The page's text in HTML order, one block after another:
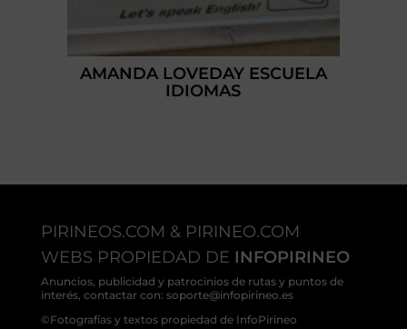
AMANDA LOVEDAY ESCUELA
IDIOMAS
PIRINEOS.COM & PIRINEO.COM
WEBS PROPIEDAD DE INFOPIRINEO
Anuncios, publicidad y patrocinios de rutas y puntos de
interés, contactar con: soporte@infopirineo.es
©Fotografías y textos propiedad de InfoPirineo